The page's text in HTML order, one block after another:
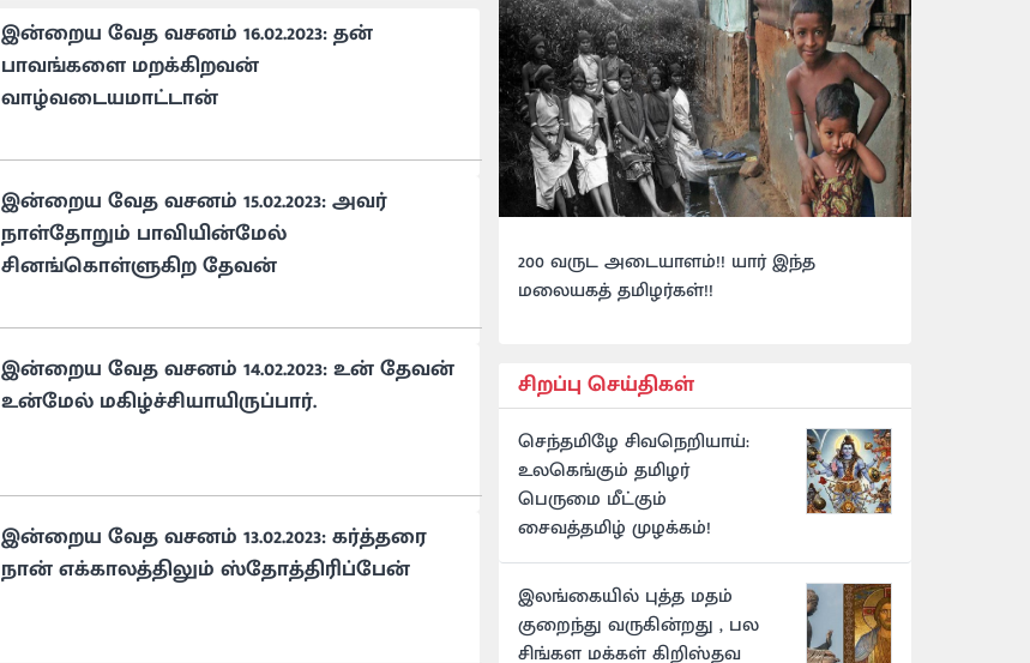
இன்றைய வேத வசனம் 16.02.2023: தன்
பாவங்களை மறக்கிறவன்
வாழ்வடையமாட்டான்
இன்றைய வேத வசனம் 15.02.2023: அவர்
நாள்தோறும் பாவியின்மேல்
சினங்கொள்ளுகிற தேவன்
இன்றைய வேத வசனம் 14.02.2023: உன் தேவன்
உன்மேல் மகிழ்ச்சியாயிருப்பார்.
இன்றைய வேத வசனம் 13.02.2023: கர்த்தரை
நான் எக்காலத்திலும் ஸ்தோத்திரிப்பேன்
200 வருட அடையாளம்!! யார் இந்த
மலையகத் தமிழர்கள்!!
சிறப்பு செய்திகள்
செந்தமிழே சிவநெறியாய்:
உலகெங்கும் தமிழர்
பெருமை மீட்கும்
சைவத்தமிழ் முழக்கம்!
இலங்கையில் புத்த மதம்
குறைந்து வருகின்றது , பல
சிங்கள மக்கள் கிறிஸ்தவ